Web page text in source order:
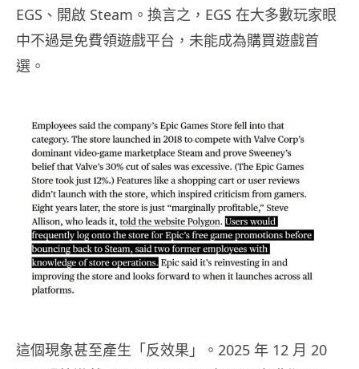
EGS、開啟 Steam。換言之，EGS 在大多數玩家眼
中不過是免費領遊戲平台，未能成為購買遊戲首
選。
這個現象甚至產生「反效果」。2025 年 12 月 20